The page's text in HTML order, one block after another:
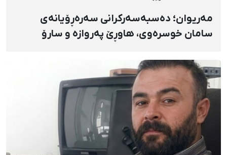
مەریوان؛ دەسبەسەرکرانی سەرەڕۆیانەی
سامان خوسرەوی، هاوڕێ پەروازە و سارۆ
گواستنەوەیان بۆ شوێنێکی نادیار